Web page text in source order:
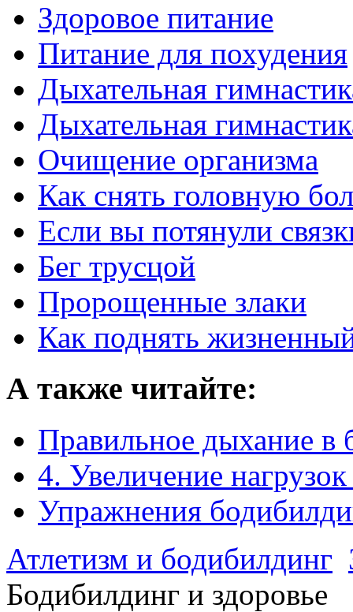
Здоровое питание
Питание для похудения
Дыхательная
Дыхательная
Очищение организма
Как снять головную
Если вы потянули
Бег трусцой
Пророщенные злаки
Как поднять
А также читайте:
Правильное дыхание в
4. Увеличение
Упражнения
Атлетизм и бодибилдинг
Бодибилдинг и здоровье